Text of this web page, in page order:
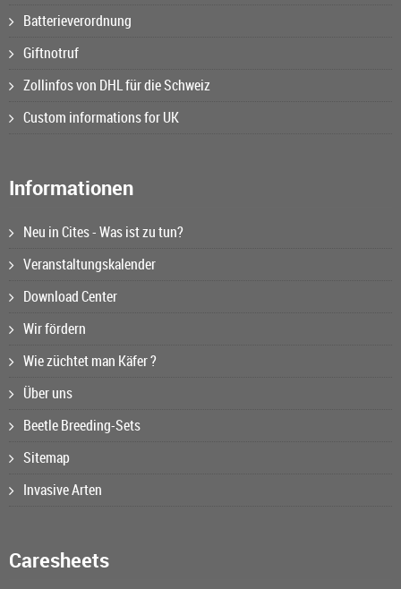
Batterieverordnung
Giftnotruf
Zollinfos von DHL für die Schweiz
Custom informations for UK
Informationen
Neu in Cites - Was ist zu tun?
Veranstaltungskalender
Download Center
Wir fördern
Wie züchtet man Käfer ?
Über uns
Beetle Breeding-Sets
Sitemap
Invasive Arten
Caresheets